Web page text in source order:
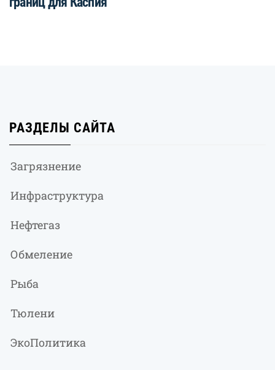
РАЗДЕЛЫ САЙТА
Загрязнение
Инфраструктура
Нефтегаз
Обмеление
Рыба
Тюлени
ЭкоПолитика